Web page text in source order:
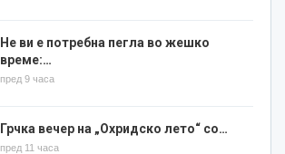
Не ви е потребна пегла во жешко
време:…
пред 9 часа
Грчка вечер на „Охридско лето“ со…
пред 11 часа